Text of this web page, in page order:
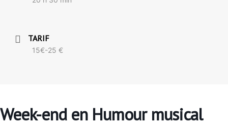
TARIF
15€-25 €
Week-end en Humour musical